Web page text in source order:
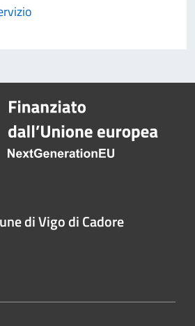
di Vigo di Cadore